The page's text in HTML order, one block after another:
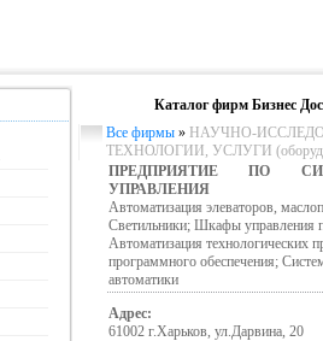
Каталог фирм Бизнес
Все фирмы » НАУЧНО-
ТЕХНОЛОГИИ, УСЛУГИ
ПРЕДПРИЯТИЕ ПО
УПРАВЛЕНИЯ
Автоматизация элеваторов,
Светильники; Шкафы управления
Автоматизация технологических
программного обеспечения;
автоматики
Адрес:
61002 г.Харьков, ул.Дарвина, 20